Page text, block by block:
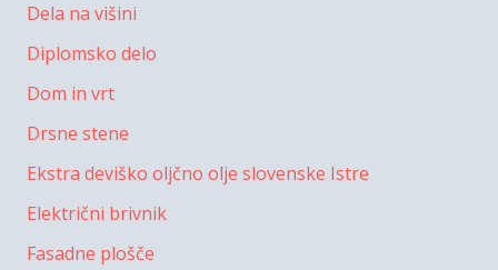
Dela na višini
Diplomsko delo
Dom in vrt
Drsne stene
Ekstra deviško oljčno olje slovenske Istre
Električni brivnik
Fasadne plošče